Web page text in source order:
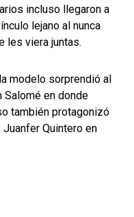
incluso llegaron a
lejano al nunca
les viera juntas.
modelo sorprendió al
Salomé en donde
también protagonizó
Quintero en